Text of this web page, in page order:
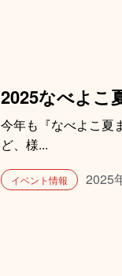
2025なべよこ
今年も『なべよこ夏
ど、様...
イベント情報 2025